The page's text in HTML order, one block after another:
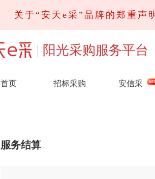
关于“安天e采”品牌的郑重
阳光采购服务平台
首页 招标采购 安信采
服务结算